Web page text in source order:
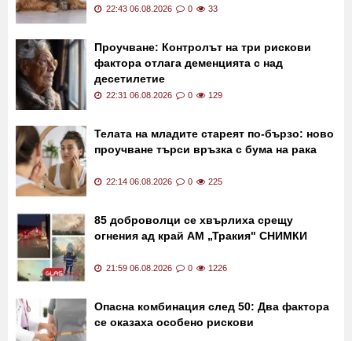
22:43 06.08.2026 0 33
Проучване: Контролът на три рискови
фактора отлага деменцията с над
десетилетие
22:31 06.08.2026 0 129
Телата на младите стареят по-бързо: ново
проучване търси връзка с бума на рака
22:14 06.08.2026 0 225
85 доброволци се хвърлиха срещу
огнения ад край АМ „Тракия" СНИМКИ
21:59 06.08.2026 0 1226
Опасна комбинация след 50: Два фактора
се оказаха особено рискови